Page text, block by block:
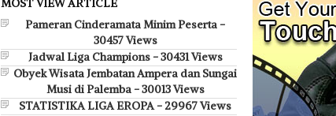
MOST VIEW ARTICLE
Pameran Cinderamata Minim Peserta -
30457 Views
Jadwal Liga Champions - 30431 Views
Obyek Wisata Jembatan Ampera dan Sungai
Musi di Palemba - 30013 Views
STATISTIKA LIGA EROPA - 29967 Views